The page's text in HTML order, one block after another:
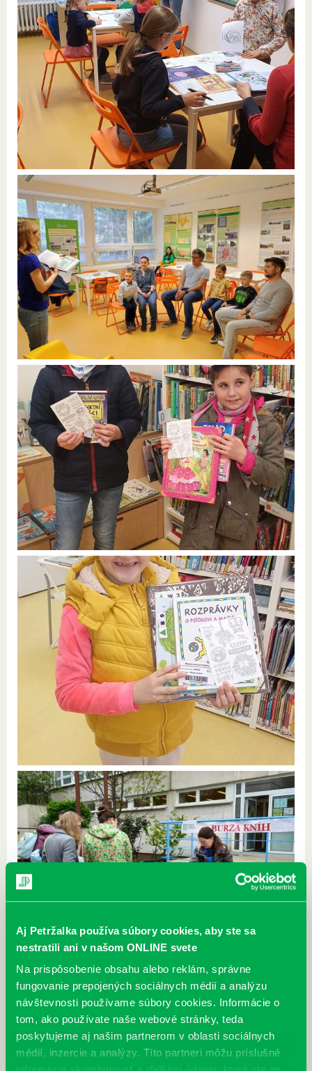
Aj Petržalka používa súbory cookies, aby ste sa
nestratili ani v našom ONLINE svete
Na prispôsobenie obsahu alebo reklám, správne
fungovanie prepojených sociálnych médií a analýzu
návštevnosti používame súbory cookies. Informácie o
tom, ako používate naše webové stránky, teda
poskytujeme aj našim partnerom v oblasti sociálnych
médií, inzercie a analýzy. Títo partneri môžu príslušné